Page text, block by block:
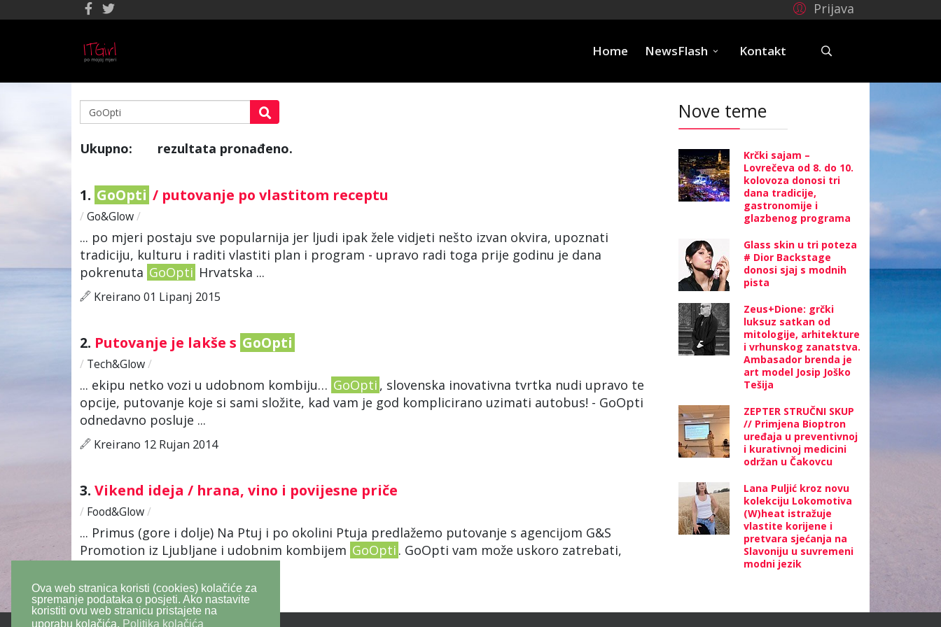
Ova web stranica koristi (cookies) kolačiće za
spremanje podataka o posjeti. Ako nastavite
koristiti ovu web stranicu pristajete na
uporabu kolačića. Politika kolačića
Prijava
Home NewsFlash Kontakt
Ukupno: rezultata pronađeno.
1. GoOpti / putovanje po vlastitom receptu
/ Go&Glow/
... po mjeri postaju sve popularnija jer ljudi ipak žele vidjeti nešto izvan okvira, upoznati
tradiciju, kulturu i raditi vlastiti plan i program - upravo radi toga prije godinu je dana
pokrenuta GoOpti Hrvatska ...
Kreirano 01 Lipanj 2015
2. Putovanje je lakše s GoOpti
/ Tech&Glow/
... ekipu netko vozi u udobnom kombiju… GoOpti , slovenska inovativna tvrtka nudi upravo te
opcije, putovanje koje si sami složite, kad vam je god komplicirano uzimati autobus! - GoOpti
odnedavno posluje ...
Kreirano 12 Rujan 2014
3. Vikend ideja / hrana, vino i povijesne priče
/ Food&Glow/
... Primus (gore i dolje) Na Ptuj i po okolini Ptuja predlažemo putovanje s agencijom G&S
Promotion iz Ljubljane i udobnim kombijem GoOpti . GoOpti vam može uskoro zatrebati,
Kreirano 23 Travanj 2015
Nove teme
Krčki sajam –
Lovrečeva od 8. do 10.
kolovoza donosi tri
dana tradicije,
gastronomije i
glazbenog programa
Glass skin u tri poteza
# Dior Backstage
donosi sjaj s modnih
pista
Zeus+Dione: grčki
luksuz satkan od
mitologije, arhitekture
i vrhunskog zanatstva.
Ambasador brenda je
art model Josip Joško
Tešija
ZEPTER STRUČNI SKUP
// Primjena Bioptron
uređaja u preventivnoj
i kurativnoj medicini
održan u Čakovcu
Lana Puljić kroz novu
kolekciju Lokomotiva
(W)heat istražuje
vlastite korijene i
pretvara sjećanja na
Slavoniju u suvremeni
modni jezik